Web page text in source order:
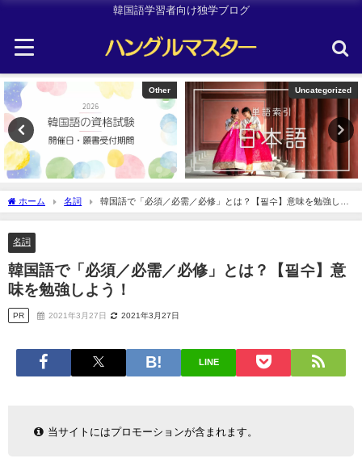
韓国語学習者向け独学ブログ
Uncategorized TOPIK
ホーム 名詞
韓国語で「必須／必需／必修」とは？【필수】意味を勉強しよ
う！
名詞
韓国語で「必須／必需／必修」とは？【필수】意
味を勉強しよう！
PR 2021年3月27日 2021年3月27日
LINE
当サイトにはプロモーションが含まれます。